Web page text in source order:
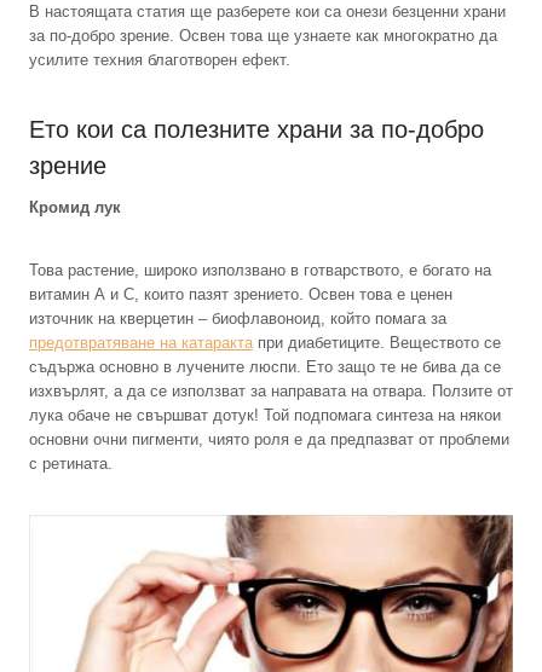
В настоящата статия ще разберете кои са онези безценни храни
за по-добро зрение. Освен това ще узнаете как многократно да
усилите техния благотворен ефект.
Ето кои са полезните храни за по-добро
зрение
Кромид лук
Това растение, широко използвано в готварството, е богато на
витамин А и С, които пазят зрението. Освен това е ценен
източник на кверцетин – биофлавоноид, който помага за
предотвратяване на катарактапри диабетиците. Веществото се
съдържа основно в лучените люспи. Ето защо те не бива да се
изхвърлят, а да се използват за направата на отвара. Ползите от
лука обаче не свършват дотук! Той подпомага синтеза на някои
основни очни пигменти, чиято роля е да предпазват от проблеми
с ретината.